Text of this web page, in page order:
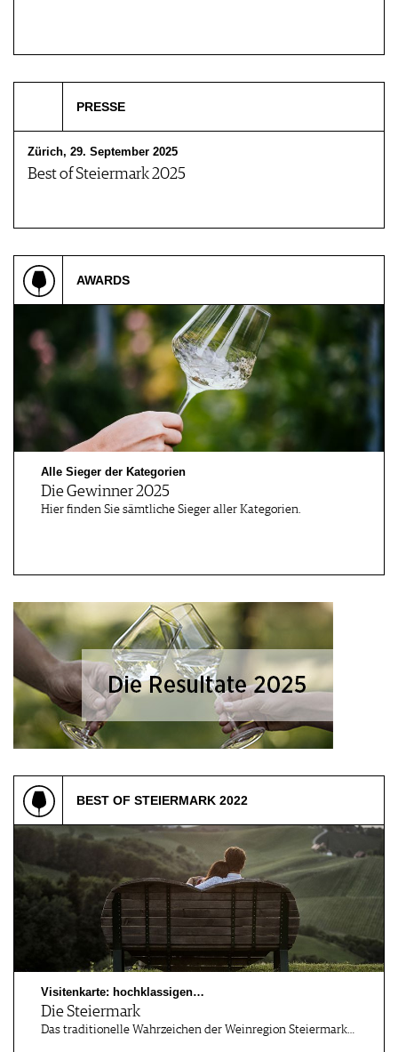
VINOPHILES
WINE TRADE CLUB
REDAKTION
JOBS
WERBUNG
IMPRESSUM
AGB & DATENSCHUTZ
FAQ
PRESSE
Zürich, 29. September 2025
Best of Steiermark 2025
AWARDS
Alle Sieger der Kategorien
Die Gewinner 2025
Hier finden Sie sämtliche Sieger aller Kategorien.
BEST OF STEIERMARK 2022
Visitenkarte: hochklassigen…
Die Steiermark
Das traditionelle Wahrzeichen der Weinregion Steiermark…